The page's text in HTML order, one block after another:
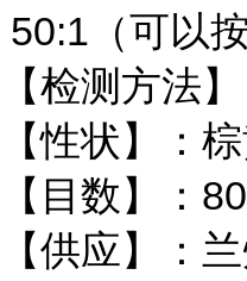
50:1（可以
【检测方法
【性状】：
【目数】：
【供应】：